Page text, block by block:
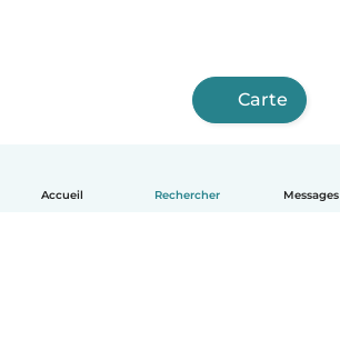
Accueil Rechercher Messages
Carte